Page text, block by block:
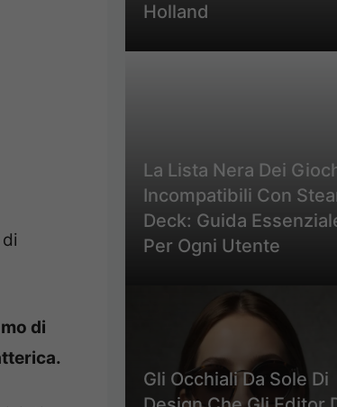
di
Holland
La Lista Nera Dei
Incompatibili Con
Deck: Guida
Per Ogni Utente
Gli Occhiali Da Sole Di